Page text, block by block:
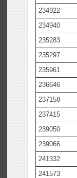
234922
234940
235283
235297
235961
236646
237158
237415
239050
239066
241332
241573